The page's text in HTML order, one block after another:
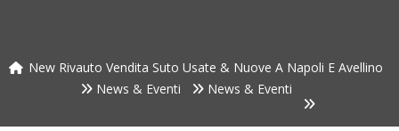
New Rivauto Vendita Suto Usate & Nuove A Napoli E Avellino
News & Eventi
News & Eventi